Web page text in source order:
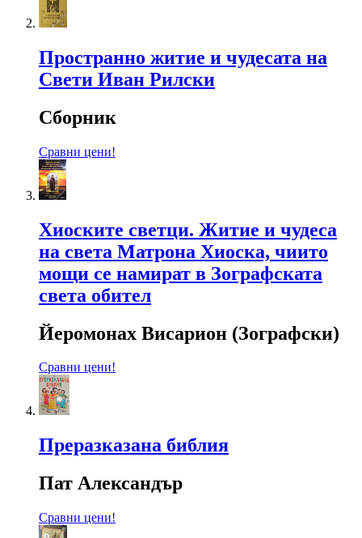
Пространно житие и чудесата на
Свети Иван Рилски
Сборник
Сравни цени!
Хиоските светци. Житие и чудеса
на света Матрона Хиоска, чиито
мощи се намират в Зографската
света обител
Йеромонах Висарион (Зографски)
Сравни цени!
Преразказана библия
Пат Александър
Сравни цени!